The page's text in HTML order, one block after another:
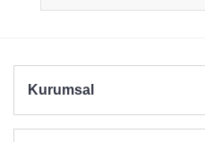
Kurumsal